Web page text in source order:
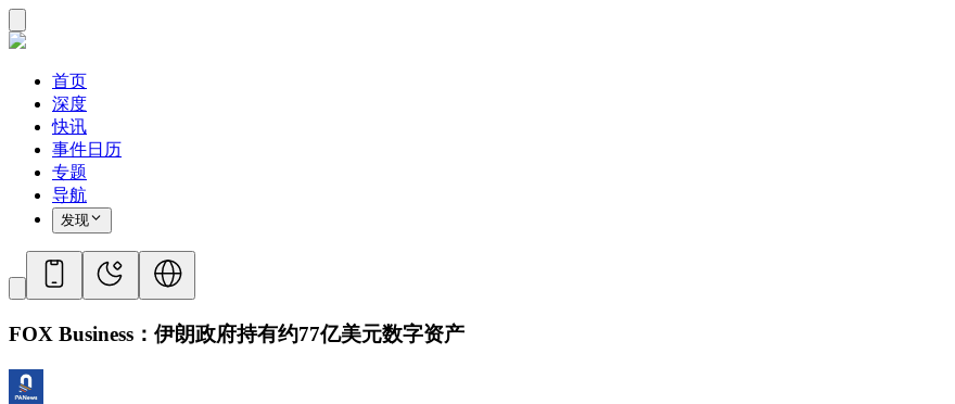
首页
深度
快讯
事件日历
专题
导航
发现
FOX Business：伊朗政府持有约77亿美元数字资产